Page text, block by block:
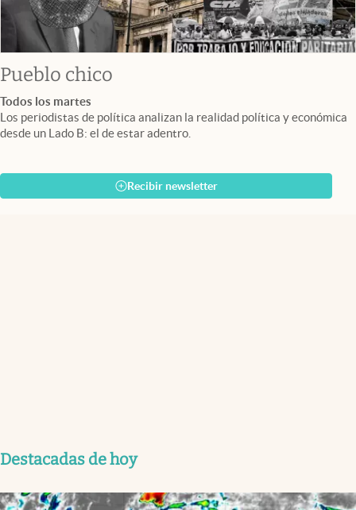
Pueblo chico
Todos los martes
Los periodistas de política analizan la realidad política y económica
desde un Lado B: el de estar adentro.
Recibir newsletter
Destacadas de hoy